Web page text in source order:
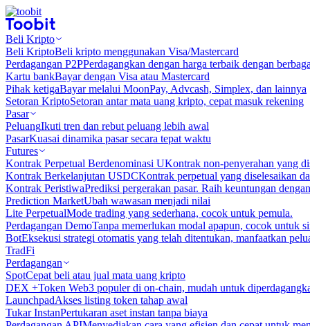
Beli Kripto
Beli KriptoBeli kripto menggunakan Visa/Mastercard
Perdagangan P2PPerdagangkan dengan harga terbaik dengan
Kartu bankBayar dengan Visa atau Mastercard
Pihak ketigaBayar melalui MoonPay, Advcash, Simplex, dan lainnya
Setoran KriptoSetoran antar mata uang kripto, cepat masuk rekening
Pasar
PeluangIkuti tren dan rebut peluang lebih awal
PasarKuasai dinamika pasar secara tepat waktu
Futures
Kontrak Perpetual Berdenominasi UKontrak non-penyerahan yang
Kontrak Berkelanjutan USDCKontrak perpetual yang diselesaikan
Kontrak PeristiwaPrediksi pergerakan pasar. Raih keuntungan
Prediction MarketUbah wawasan menjadi nilai
Lite PerpetualMode trading yang sederhana, cocok untuk pemula.
Perdagangan DemoTanpa memerlukan modal apapun, cocok untuk
BotEksekusi strategi otomatis yang telah ditentukan, manfaatkan
TradFi
Perdagangan
SpotCepat beli atau jual mata uang kripto
DEX +Token Web3 populer di on-chain, mudah untuk
LaunchpadAkses listing token tahap awal
Tukar InstanPertukaran aset instan tanpa biaya